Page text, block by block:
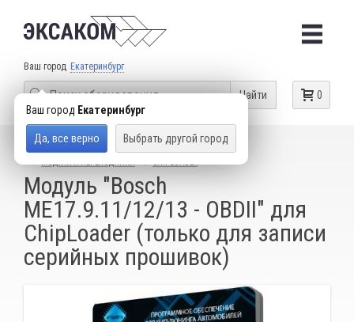
Ваш город Екатеринбург
Ваш город Екатеринбург
Да, все верно Выбрать другой город
0
Найти
КАТАЛОГ ТОВАРОВ
ОБОРУДОВАНИЕ ДЛЯ ЧИП-ТЮНИНГА
Модуль "Bosch
ME17.9.11/12/13 - OBDII" для
ChipLoader (только для записи
серийных прошивок)